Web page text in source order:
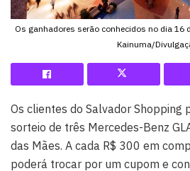
Os ganhadores serão conhecidos no dia 16
Kainuma/
Os clientes do Salvador Shopping
sorteio de três Mercedes-Benz
das Mães. A cada R$ 300 em
poderá trocar por um cupom e